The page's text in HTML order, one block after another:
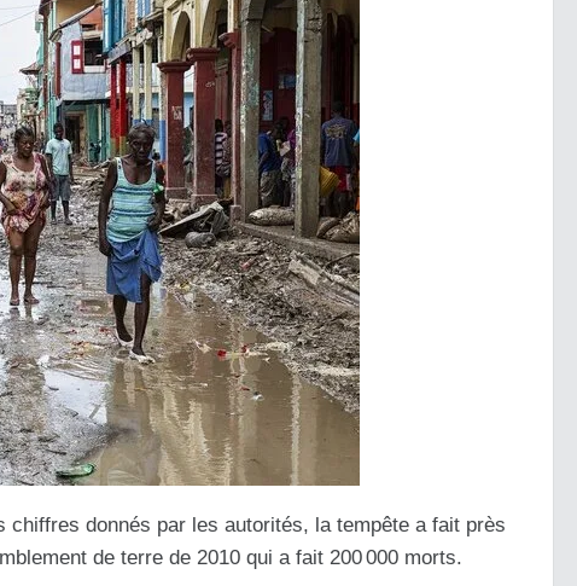
donnés par les autorités, la tempête a fait près
de terre de 2010 qui a fait 200 000 morts.